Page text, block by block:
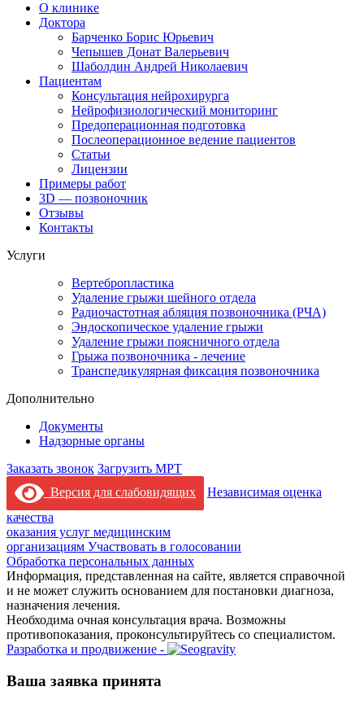
О клинике
Доктора
Барченко Борис Юрьевич
Чепышев Донат Валерьевич
Шаболдин Андрей Николаевич
Пациентам
Консультация нейрохирурга
Нейрофизиологический мониторинг
Предоперационная подготовка
Послеоперационное ведение пациентов
Статьи
Лицензии
Примеры работ
3D — позвоночник
Отзывы
Контакты
Услуги
Вертебропластика
Удаление грыжи шейного отдела
Радиочастотная абляция позвоночника (РЧА)
Эндоскопическое удаление грыжи
Удаление грыжи поясничного отдела
Грыжа позвоночника - лечение
Транспедикулярная фиксация позвоночника
Дополнительно
Документы
Надзорные органы
Заказать звонок Загрузить МРТ
Версия для слабовидящих
Независимая оценка
качества
оказания услуг медицинским
организациям Участвовать в голосовании
Обработка персональных данных
Информация, представленная на сайте, является справочной
и не может служить основанием для постановки диагноза,
назначения лечения.
Необходима очная консультация врача. Возможны
противопоказания, проконсультируйтесь со специалистом.
Разработка и продвижение -
Ваша заявка принята